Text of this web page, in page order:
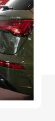
28
4
11
18
25
1